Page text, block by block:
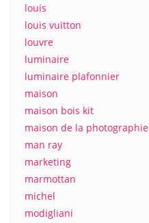
louis
louis vuitton
louvre
luminaire
luminaire plafonnier
maison
maison bois kit
maison de la photographie
man ray
marketing
marmottan
michel
modigliani